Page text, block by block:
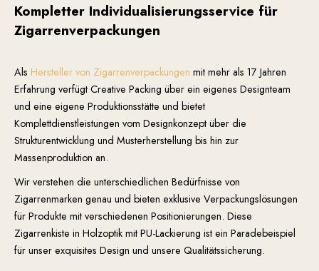
Kompletter Individualisierungsservice für
Zigarrenverpackungen
Als Hersteller von Zigarrenverpackungen mit mehr als 17 Jahren
Erfahrung verfügt Creative Packing über ein eigenes Designteam
und eine eigene Produktionsstätte und bietet
Komplettdienstleistungen vom Designkonzept über die
Strukturentwicklung und Musterherstellung bis hin zur
Massenproduktion an.
Wir verstehen die unterschiedlichen Bedürfnisse von
Zigarrenmarken genau und bieten exklusive Verpackungslösungen
für Produkte mit verschiedenen Positionierungen. Diese
Zigarrenkiste in Holzoptik mit PU-Lackierung ist ein Paradebeispiel
für unser exquisites Design und unsere Qualitätssicherung.